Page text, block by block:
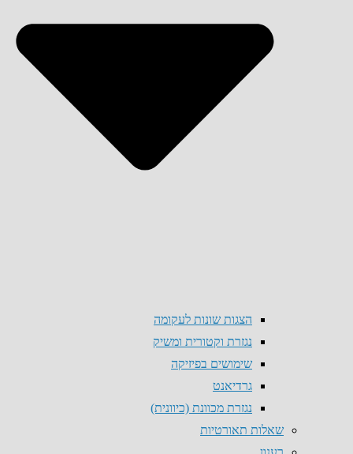
הצגות שונות לעקומה
נגזרת וקטורית ומשיק
שימושים בפיזיקה
גרדיאנט
נגזרת מכוונת (כיוונית)
שאלות תאורטיות